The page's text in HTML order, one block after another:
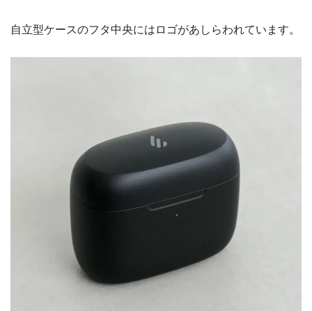
自立型ケースのフタ中央にはロゴがあしらわれています。